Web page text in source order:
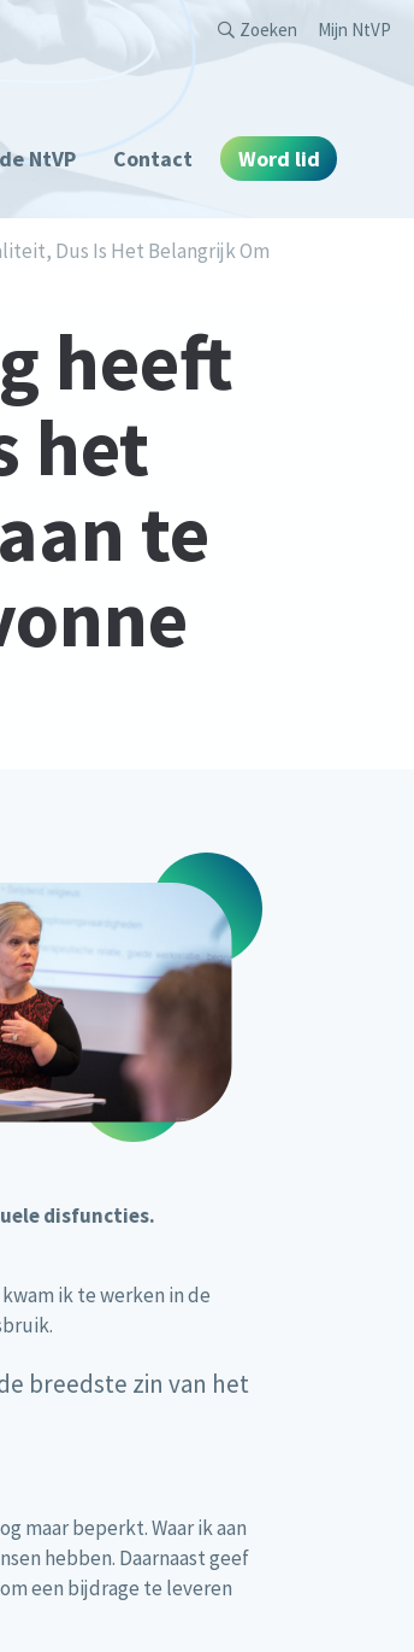
NtVP Contact Word lid
Zoeken Mijn NtVP
Dus Is Het Belangrijk Om
heeft
het
te
disfuncties.
ik te werken in de
breedste zin van het
maar beperkt. Waar ik aan
hebben. Daarnaast geef
een bijdrage te leveren